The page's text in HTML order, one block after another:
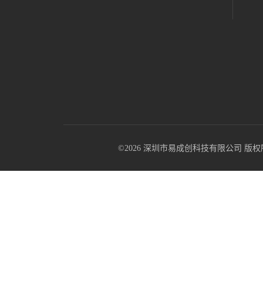
©2026 深圳市易成创科技有限公司 版权